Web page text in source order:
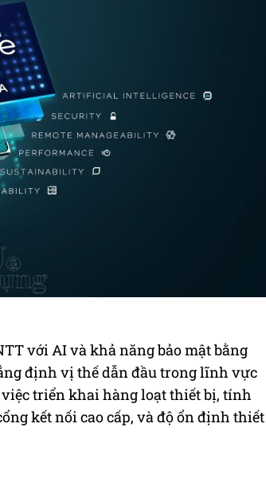
với AI và khả năng bảo mật bằng
định vị thế dẫn đầu trong lĩnh vực
triển khai hàng loạt thiết bị, tính
kết nối cao cấp, và độ ổn định thiết